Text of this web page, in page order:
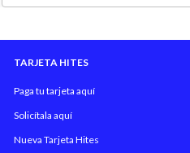
TARJETA HITES
Paga tu tarjeta aquí
Solicítala aquí
Nueva Tarjeta Hites